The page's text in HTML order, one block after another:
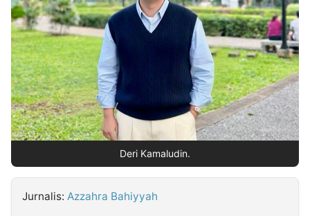
Insight
NTB
Suara
Time
Lens
IDN
Daily
Jogja
Jalan
Rakyat
Idealita
News
Kita
Notice
Radar
Baru
Seedbacklink
Follow
Kabarbaru
Deri Kamaludin.
Jurnalis: Azzahra Bahiyyah